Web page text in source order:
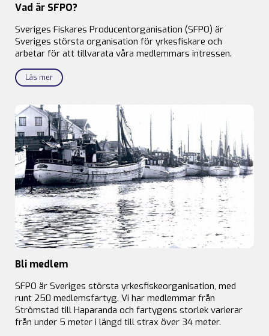
Vad är SFPO?
Sveriges Fiskares Producentorganisation (SFPO) är
Sveriges största organisation för yrkesfiskare och
arbetar för att tillvarata våra medlemmars intressen.
Läs mer
Bli medlem
SFPO är Sveriges största yrkesfiskeorganisation, med
runt 250 medlemsfartyg. Vi har medlemmar från
Strömstad till Haparanda och fartygens storlek varierar
från under 5 meter i längd till strax över 34 meter.